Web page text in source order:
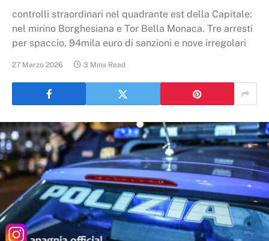
controlli straordinari nel quadrante est della Capitale:
nel mirino Borghesiana e Tor Bella Monaca. Tre arresti
per spaccio, 94mila euro di sanzioni e nove irregolari
27 Marzo 2026 3 Mins Read